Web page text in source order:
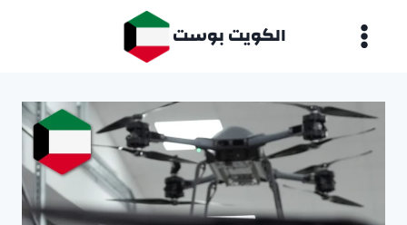
الكويت بوست